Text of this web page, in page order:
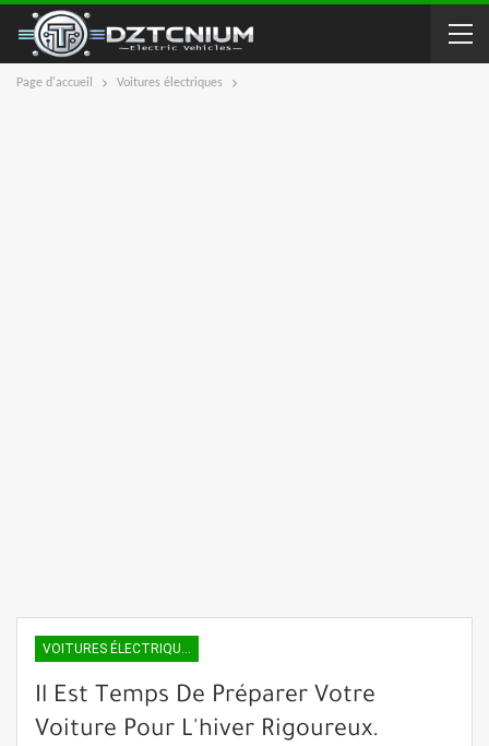
Page d'accueil Voitures électriques
VOITURES ÉLECTRIQUES
Il Est Temps De Préparer Votre
Voiture Pour L'hiver Rigoureux.